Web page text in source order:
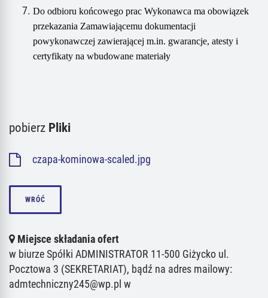
Do odbioru końcowego prac Wykonawca ma obowiązek
przekazania Zamawiającemu dokumentacji
powykonawczej zawierającej m.in. gwarancje, atesty i
certyfikaty na wbudowane materiały
pobierz Pliki
czapa-kominowa-scaled.jpg
WRÓĆ
Miejsce składania ofert
w biurze Spółki ADMINISTRATOR 11-500 Giżycko ul.
Pocztowa 3 (SEKRETARIAT), bądź na adres mailowy:
admtechniczny245@wp.pl w